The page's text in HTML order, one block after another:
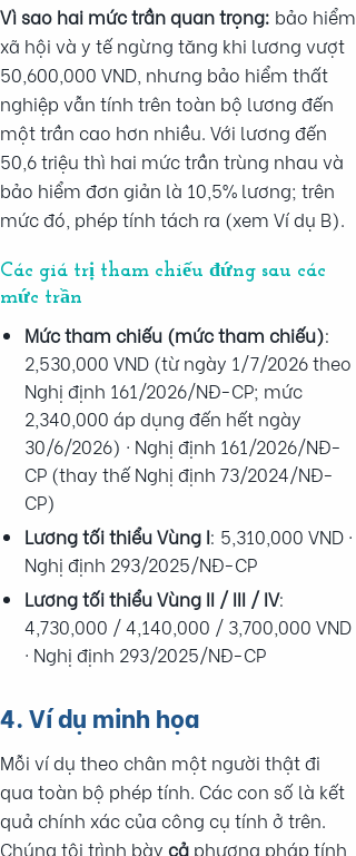
Vì sao hai mức trần quan trọng: bảo hiểm
xã hội và y tế ngừng tăng khi lương vượt
50,600,000 VND, nhưng bảo hiểm thất
nghiệp vẫn tính trên toàn bộ lương đến
một trần cao hơn nhiều. Với lương đến
50,6 triệu thì hai mức trần trùng nhau và
bảo hiểm đơn giản là 10,5% lương; trên
mức đó, phép tính tách ra (xem Ví dụ B).
Các giá trị tham chiếu đứng sau các
mức trần
Mức tham chiếu (mức tham chiếu):
2,530,000 VND (từ ngày 1/7/2026 theo
Nghị định 161/2026/NĐ-CP; mức
2,340,000 áp dụng đến hết ngày
30/6/2026) · Nghị định 161/2026/NĐ-
CP (thay thế Nghị định 73/2024/NĐ-
CP)
Lương tối thiểu Vùng I: 5,310,000 VND ·
Nghị định 293/2025/NĐ-CP
Lương tối thiểu Vùng II / III / IV:
4,730,000 / 4,140,000 / 3,700,000 VND
· Nghị định 293/2025/NĐ-CP
4. Ví dụ minh họa
Mỗi ví dụ theo chân một người thật đi
qua toàn bộ phép tính. Các con số là kết
quả chính xác của công cụ tính ở trên.
Chúng tôi trình bày cả phương pháp tính